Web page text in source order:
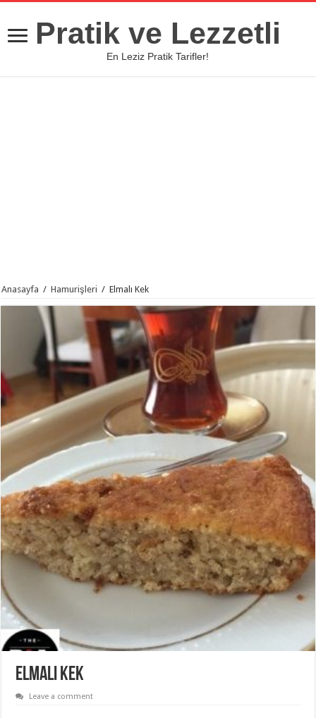
Pratik ve Lezzetli
En Leziz Pratik Tarifler!
Anasayfa / Hamurişleri / Elmalı Kek
Elmalı Kek
Leave a comment